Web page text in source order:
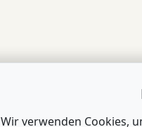
Wir verwenden Cookies,